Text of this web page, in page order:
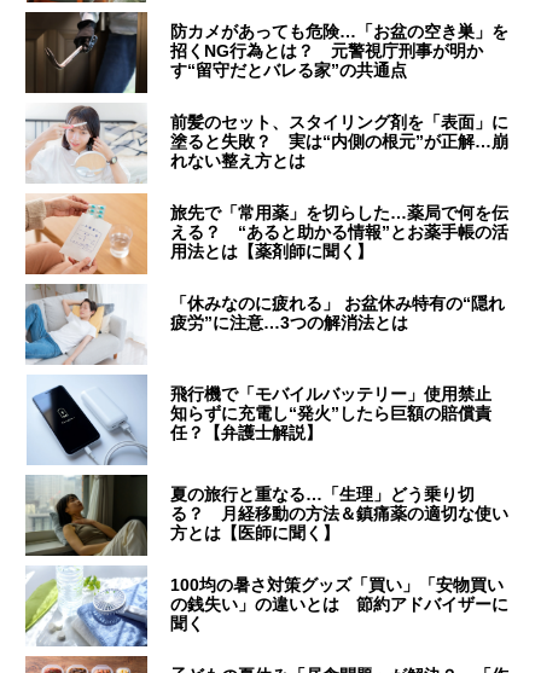
防カメがあっても危険…「お盆の空き巣」を
招くNG行為とは？ 元警視庁刑事が明か
す“留守だとバレる家”の共通点
前髪のセット、スタイリング剤を「表面」に
塗ると失敗？ 実は“内側の根元”が正解…崩
れない整え方とは
旅先で「常用薬」を切らした…薬局で何を伝
える？ “あると助かる情報”とお薬手帳の活
用法とは【薬剤師に聞く】
「休みなのに疲れる」 お盆休み特有の“隠れ
疲労”に注意…3つの解消法とは
飛行機で「モバイルバッテリー」使用禁止
知らずに充電し“発火”したら巨額の賠償責
任？【弁護士解説】
夏の旅行と重なる…「生理」どう乗り切
る？ 月経移動の方法＆鎮痛薬の適切な使い
方とは【医師に聞く】
100均の暑さ対策グッズ「買い」「安物買い
の銭失い」の違いとは 節約アドバイザーに
聞く